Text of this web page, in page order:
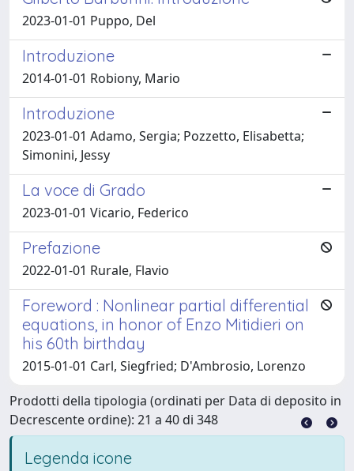
2023-01-01 Puppo, Del
Introduzione
2014-01-01 Robiony, Mario
Introduzione
2023-01-01 Adamo, Sergia; Pozzetto, Elisabetta;
Simonini, Jessy
La voce di Grado
2023-01-01 Vicario, Federico
Prefazione
2022-01-01 Rurale, Flavio
Foreword : Nonlinear partial differential
equations, in honor of Enzo Mitidieri on
his 60th birthday
2015-01-01 Carl, Siegfried; D'Ambrosio, Lorenzo
Prodotti della tipologia (ordinati per Data di deposito in
Decrescente ordine): 21 a 40 di 348
Legenda icone